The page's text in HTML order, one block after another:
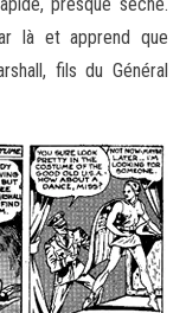
là et apprend que
fils du Général